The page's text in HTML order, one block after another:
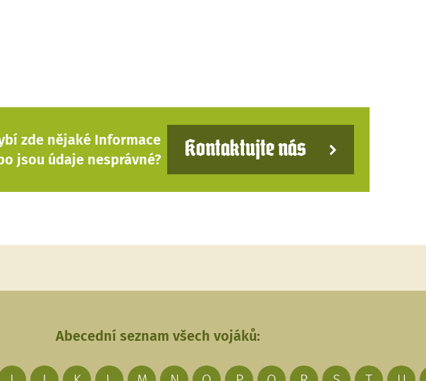
zde nějaké Informace
jsou údaje nesprávné?
Kontaktujte nás
Abecední seznam všech vojáků: